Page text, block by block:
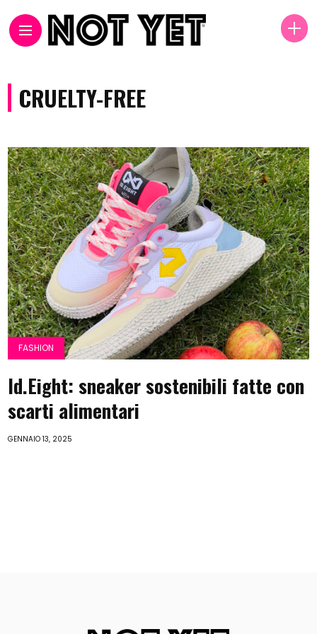
CRUELTY-FREE
FASHION
Id.Eight: sneaker sostenibili fatte con
scarti alimentari
GENNAIO 13, 2025